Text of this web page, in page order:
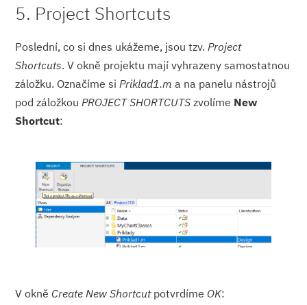
5. Project Shortcuts
Poslední, co si dnes ukážeme, jsou tzv.Project
Shortcuts. V okně projektu mají vyhrazeny samostatnou
záložku. Označíme siPriklad1.m a na panelu nástrojů
pod záložkouPROJECT SHORTCUTS zvolíme New
Shortcut:
V okně Create New Shortcutpotvrdíme OK: